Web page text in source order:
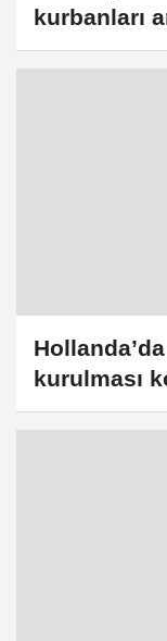
kurbanları
kurulması
varıldı